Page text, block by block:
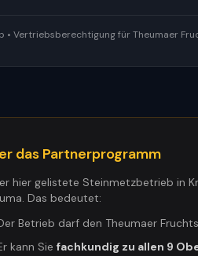
Vertriebsberechtigung für Theumaer
das Partnerprogramm
hier gelistete Steinmetzbetrieb in
Das bedeutet:
Betrieb darf den Theumaer
kann Sie fachkundig zu allen 9